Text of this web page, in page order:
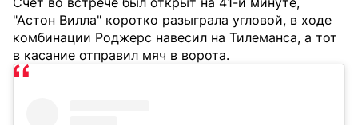
"Астон Вилла" коротко разыграла угловой, в ходе
комбинации Роджерс навесил на Тилеманса, а тот
в касание отправил мяч в ворота.